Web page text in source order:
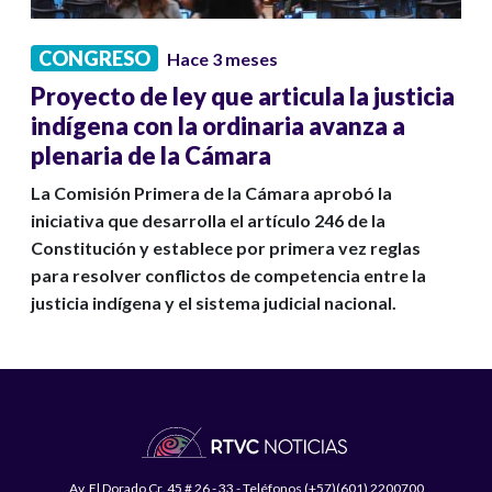
CONGRESO Hace 3 meses
Proyecto de ley que articula la justicia
indígena con la ordinaria avanza a
plenaria de la Cámara
La Comisión Primera de la Cámara aprobó la
iniciativa que desarrolla el artículo 246 de la
Constitución y establece por primera vez reglas
para resolver conflictos de competencia entre la
justicia indígena y el sistema judicial nacional.
Av. El Dorado Cr. 45 # 26 - 33 - Teléfonos (+57)(601) 2200700